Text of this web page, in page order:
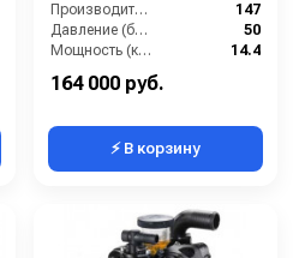
Производительность (л/мин):
147
Давление (бар):
50
Мощность (кВт):
14.4
164 000 руб.
⚡ В корзину